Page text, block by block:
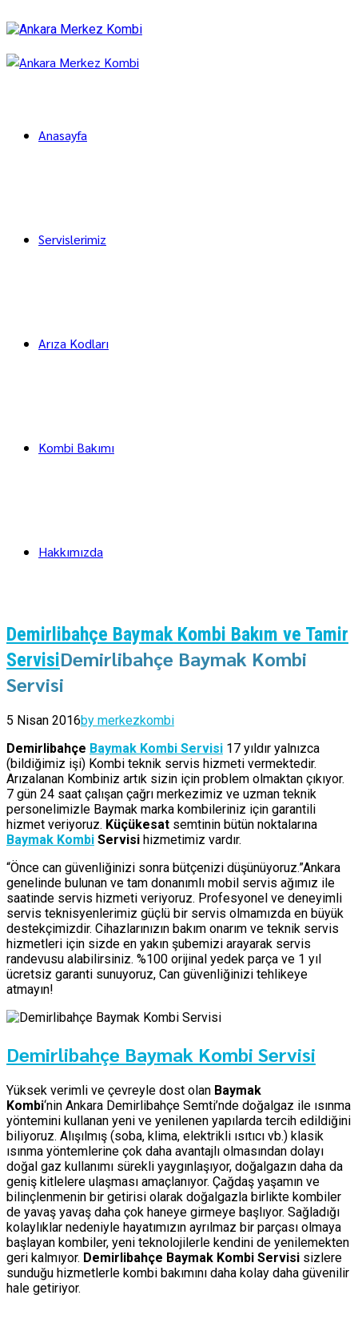
Anasayfa
Servislerimiz
Arıza Kodları
Kombi Bakımı
Hakkımızda
Demirlibahçe Baymak Kombi Bakım ve Tamir
ServisiDemirlibahçe Baymak Kombi
Servisi
5 Nisan 2016by merkezkombi
Demirlibahçe Baymak Kombi Servisi 17 yıldır yalnızca
(bildiğimiz işi) Kombi teknik servis hizmeti vermektedir.
Arızalanan Kombiniz artık sizin için problem olmaktan çıkıyor.
7 gün 24 saat çalışan çağrı merkezimiz ve uzman teknik
personelimizle Baymak marka kombileriniz için garantili
hizmet veriyoruz. Küçükesat semtinin bütün noktalarına
Baymak Kombi Servisi hizmetimiz vardır.
“Önce can güvenliğinizi sonra bütçenizi düşünüyoruz.”Ankara
genelinde bulunan ve tam donanımlı mobil servis ağımız ile
saatinde servis hizmeti veriyoruz. Profesyonel ve deneyimli
servis teknisyenlerimiz güçlü bir servis olmamızda en büyük
destekçimizdir. Cihazlarınızın bakım onarım ve teknik servis
hizmetleri için sizde en yakın şubemizi arayarak servis
randevusu alabilirsiniz. %100 orijinal yedek parça ve 1 yıl
ücretsiz garanti sunuyoruz, Can güvenliğinizi tehlikeye
atmayın!
Demirlibahçe Baymak Kombi Servisi
Yüksek verimli ve çevreyle dost olan Baymak
Kombi‘nin Ankara Demirlibahçe Semti’nde doğalgaz ile ısınma
yöntemini kullanan yeni ve yenilenen yapılarda tercih edildiğini
biliyoruz. Alışılmış (soba, klima, elektrikli ısıtıcı vb.) klasik
ısınma yöntemlerine çok daha avantajlı olmasından dolayı
doğal gaz kullanımı sürekli yaygınlaşıyor, doğalgazın daha da
geniş kitlelere ulaşması amaçlanıyor. Çağdaş yaşamın ve
bilinçlenmenin bir getirisi olarak doğalgazla birlikte kombiler
de yavaş yavaş daha çok haneye girmeye başlıyor. Sağladığı
kolaylıklar nedeniyle hayatımızın ayrılmaz bir parçası olmaya
başlayan kombiler, yeni teknolojilerle kendini de yenilemekten
geri kalmıyor. Demirlibahçe Baymak Kombi Servisi sizlere
sunduğu hizmetlerle kombi bakımını daha kolay daha güvenilir
hale getiriyor.